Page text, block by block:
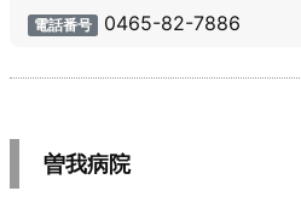
電話番号 0465-82-7886
曽我病院